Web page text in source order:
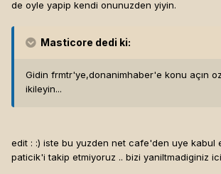
de oyle yapip kendi onunuzden yiyin.
Masticore dedi ki:
Gidin frmtr'ye,donanimhaber'e konu açın
ikileyin...
edit : :) iste bu yuzden net cafe'den uye kabul
paticik'i takip etmiyoruz .. bizi yaniltmadiginiz